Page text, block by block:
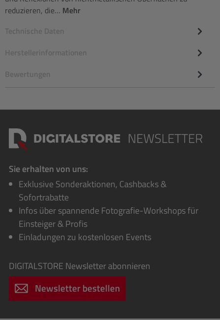
reduzieren, die… Mehr
Technische Daten
Herstellerinformationen
Bewertungen
Sie erhalten von uns:
Exklusive Sonderaktionen, Cashbacks &
Sofortrabatte
Infos über spannende Fotografie-Workshops für
Einsteiger & Profis
Einladungen zu kostenlosen Events
DIGITALSTORE Newsletter abonnieren
Newsletter bestellen